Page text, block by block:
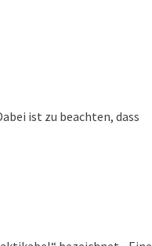
ist zu beachten, dass